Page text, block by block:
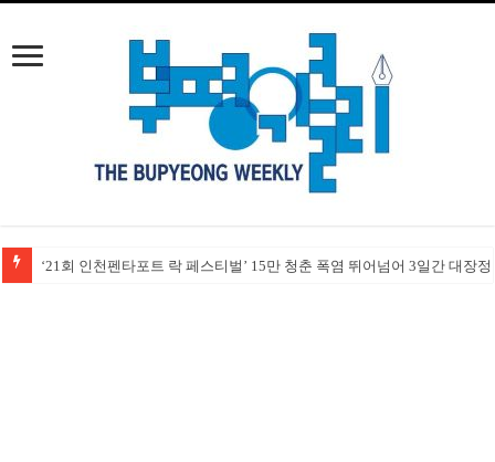
‘21회 인천펜타포트 락 페스티벌’ 15만 청춘 폭염 뛰어넘어 3일간 대장